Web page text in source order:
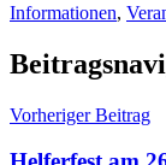
Informationen,
Vorheriger Beitrag